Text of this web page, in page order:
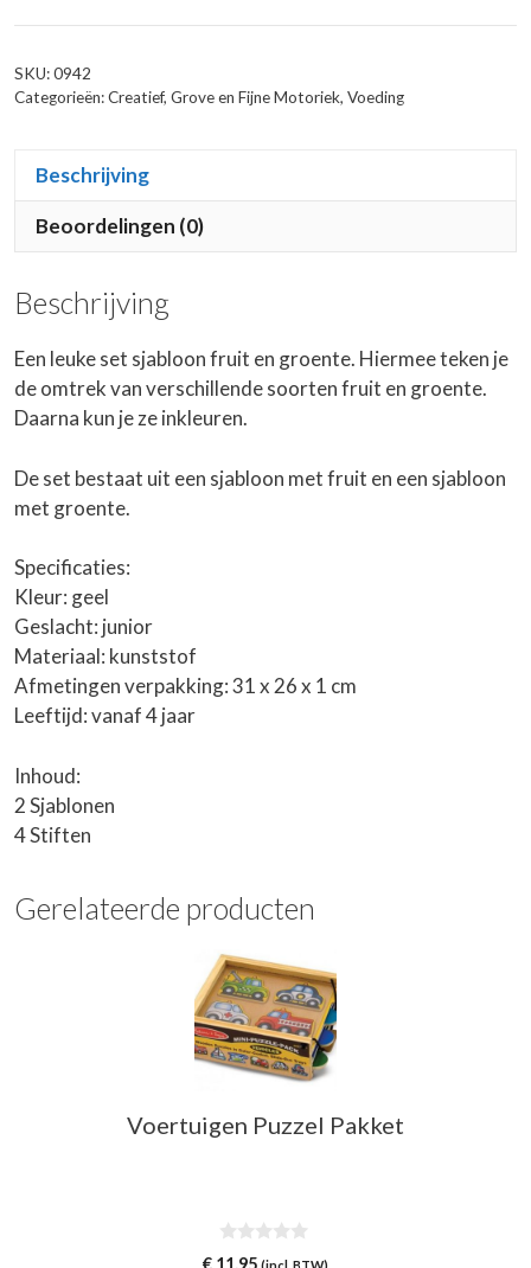
SKU:0942
Categorieën:Creatief, Grove en Fijne Motoriek, Voeding
Beschrijving
Beoordelingen (0)
Beschrijving
Een leuke set sjabloon fruit en groente. Hiermee teken je
de omtrek van verschillende soorten fruit en groente.
Daarna kun je ze inkleuren.
De set bestaat uit een sjabloon met fruit en een sjabloon
met groente.
Specificaties:
Kleur: geel
Geslacht: junior
Materiaal: kunststof
Afmetingen verpakking: 31 x 26 x 1 cm
Leeftijd: vanaf 4 jaar
Inhoud:
2 Sjablonen
4 Stiften
Gerelateerde producten
Voertuigen Puzzel Pakket
0
€ 11,95 (incl. BTW)